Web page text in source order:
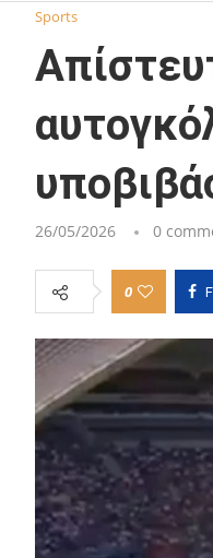
Sports
26/05/2026 0
0